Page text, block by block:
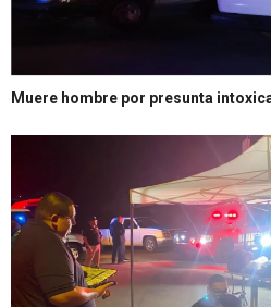
Muere hombre por presunta